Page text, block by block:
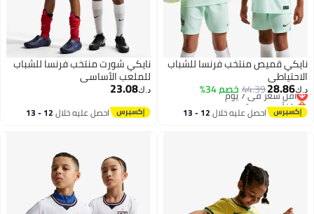
نايكي قميص منتخب فرنسا للشباب
الاحتياطي
د.ك‏28.86
44.39خصم 34% أقل سعر في 7 يوم
بتخلّص بسرعة
أقل سعر في 7 يوماحصل عليه خلال 12 - 13
نايكي شورت منتخب فرنسا للشباب
للملعب الأساسي
د.ك‏23.08
احصل عليه خلال 12 - 13